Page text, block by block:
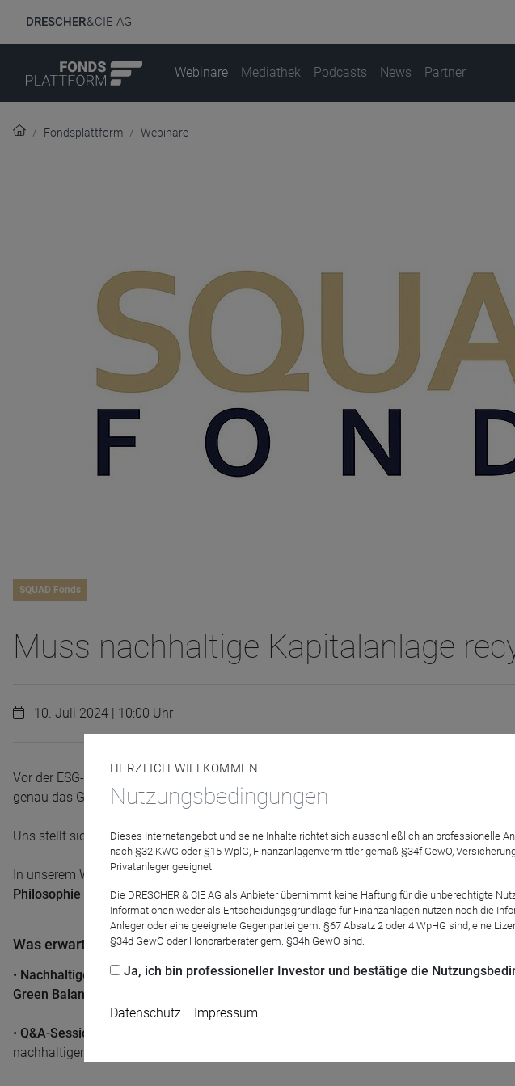
DRESCHER& CIE AG
Webinare Mediathek Podcasts News Partner
Fondsplattform Webinare
SQUAD Fonds
Muss nachhaltige Kapitalanlage
10. Juli 2024 | 10:00 Uhr
Vor der ESG-Novelle boomte nachhaltiges und verantwortungsvolles Investieren. Durch
genau das Gegenteil. Warum ist dies so und ist es zurecht so?
Uns stellt sich daher die Frage: Muss nachhaltige Kapitalanlage recycelt werden?
In unserem Web-Seminar werfen wir einen Blick auf
Philosophie zu überzeugen, die sich deutlich von der sehr quantitativen und starren
Was erwartet Sie:
• Nachhaltige Fonds mit Sinn und Verstandim Unterschied zur starren ESG-
Green Balance
• Q&A-Session:
nachhaltiger Investments.
HERZLICH WILLKOMMEN
Nutzungsbedingungen
Dieses Internetangebot und seine Inhalte richtet sich ausschließlich an professionelle
nach §32 KWG oder §15 WplG, Finanzanlagenvermittler gemäß §34f GewO,
Privatanleger geeignet.
Die DRESCHER & CIE AG als Anbieter übernimmt keine Haftung für die unberechtigte
Informationen weder als Entscheidungsgrundlage für Finanzanlagen nutzen noch die
Anleger oder eine geeignete Gegenpartei gem. §67 Absatz 2 oder 4 WpHG sind, eine
§34d GewO oder Honorarberater gem. §34h GewO sind.
Ja, ich bin professioneller Investor und bestätige die
Datenschutz Impressum